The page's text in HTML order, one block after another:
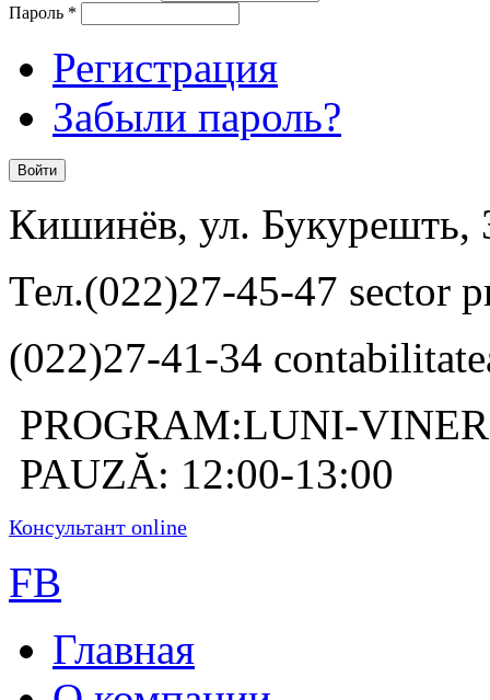
Пароль *
Регистрация
Забыли пароль?
Кишинёв, ул. Букурешть,
Тел.(022)27-45-47 sector
(022)27-41-34
PROGRAM:LUNI-
PAUZĂ: 12:00-13:00
Консультант online
FB
Главная